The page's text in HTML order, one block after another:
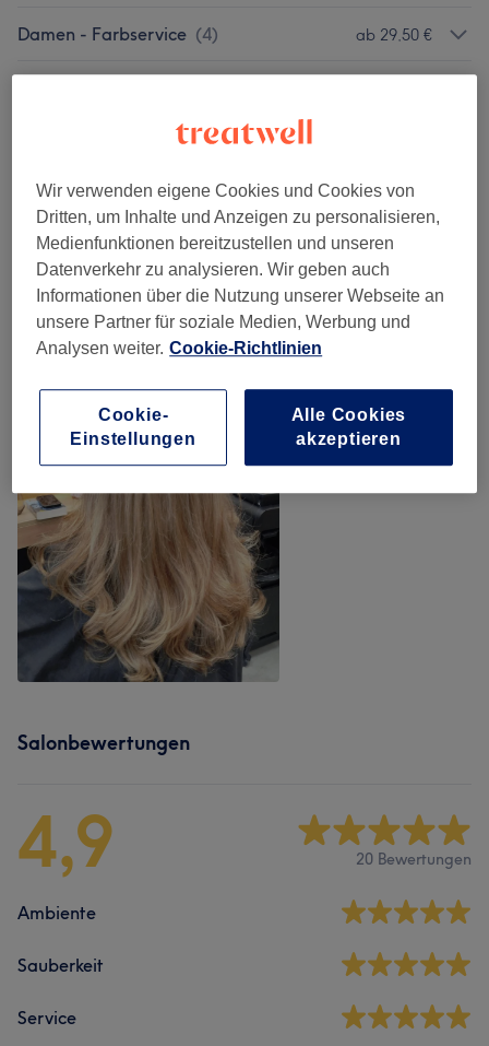
Damen - Farbservice (4) ab 29,50 €
Haarpflege Für Sie & Ihn (buchbar Nur
Massagen (buchbar Nur Mit Zusatzleistung)
1)
Unsere Arbeit
Bild anklicken für weitere Details
Salonbewertungen
4,9 20 Bewertungen
Ambiente
Sauberkeit
Service
Wir verwenden eigene Cookies und Cookies von
Dritten, um Inhalte und Anzeigen zu personalisieren,
Medienfunktionen bereitzustellen und unseren
Datenverkehr zu analysieren. Wir geben auch
Informationen über die Nutzung unserer Webseite an
unsere Partner für soziale Medien, Werbung und
Analysen weiter. Cookie-Richtlinien
Cookie-
Einstellungen
Alle Cookies
akzeptieren